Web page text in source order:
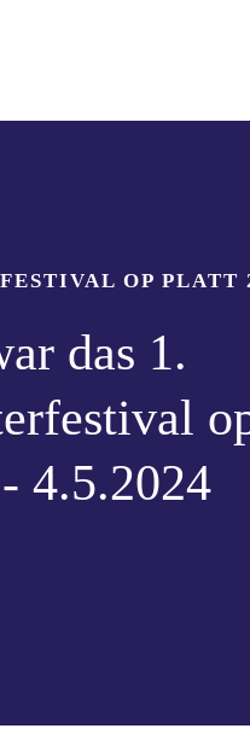
OP PLATT
das 1.
4.5.2024